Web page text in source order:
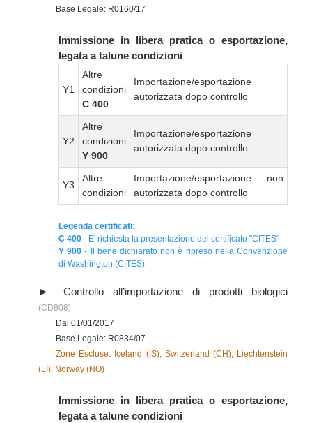
Base Legale: R0160/17
Immissione in libera pratica o esportazione,
legata a talune condizioni
Y1
Altre
condizioni
C 400
Importazione/esportazione
autorizzata dopo controllo
Y2
Altre
condizioni
Y 900
Importazione/esportazione
autorizzata dopo controllo
Y3
Altre
condizioni
Importazione/esportazione non
autorizzata dopo controllo
Legenda certificati:
C 400 - E' richiesta la presentazione del certificato "CITES"
Y 900 - Il bene dichiarato non è ripreso nella Convenzione
di Washington (CITES)
Controllo all’importazione di prodotti biologici
(CD808)
Dal 01/01/2017
Base Legale: R0834/07
Zone Escluse: Iceland (IS), Switzerland (CH), Liechtenstein
(LI), Norway (NO)
Immissione in libera pratica o esportazione,
legata a talune condizioni